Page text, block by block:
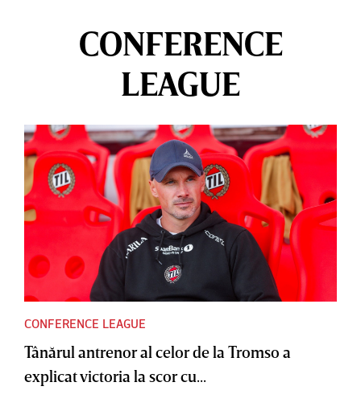
CONFERENCE
LEAGUE
CONFERENCE LEAGUE
Tânărul antrenor al celor de la Tromso a
explicat victoria la scor cu...